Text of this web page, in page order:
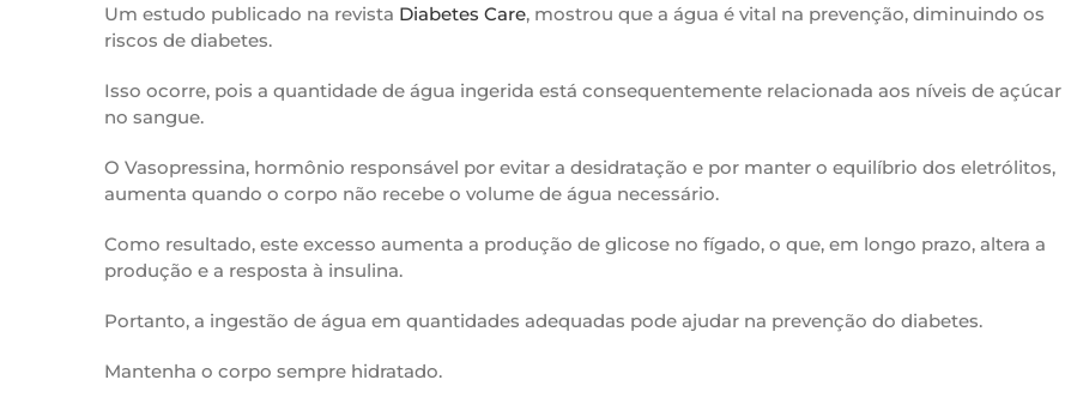
Um estudo publicado na revista Diabetes Care, mostrou que a água é vital na prevenção, diminuindo os
riscos de diabetes.
Isso ocorre, pois a quantidade de água ingerida está consequentemente relacionada aos níveis de açúcar
no sangue.
O Vasopressina, hormônio responsável por evitar a desidratação e por manter o equilíbrio dos eletrólitos,
aumenta quando o corpo não recebe o volume de água necessário.
Como resultado, este excesso aumenta a produção de glicose no fígado, o que, em longo prazo, altera a
produção e a resposta à insulina.
Portanto, a ingestão de água em quantidades adequadas pode ajudar na prevenção do diabetes.
Mantenha o corpo sempre hidratado.